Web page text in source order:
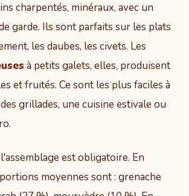
charpentés, minéraux, avec un
garde. Ils sont parfaits sur les plats
les daubes, les civets. Les
à petits galets, elles, produisent
et fruités. Ce sont les plus faciles à
grillades, une cuisine estivale ou
est obligatoire. En
moyennes sont : grenache